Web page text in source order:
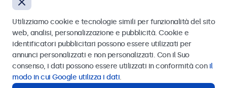
Italiano
Inviare
Oppure chiamaci al
Utilizziamo cookie e tecnologie simili per funzionalità del sito
web, analisi, personalizzazione e pubblicità. Cookie e
identificatori pubblicitari possono essere utilizzati per
annunci personalizzati e non personalizzati. Con il Suo
consenso, i dati possono essere utilizzati in conformità con il
modo in cui Google utilizza i dati.